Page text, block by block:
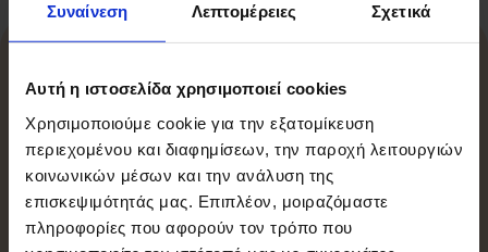
Συναίνεση Λεπτομέρειες Σχετικά
Αυτή η ιστοσελίδα χρησιμοποιεί cookies
Χρησιμοποιούμε cookie για την εξατομίκευση
περιεχομένου και διαφημίσεων, την παροχή λειτουργιών
κοινωνικών μέσων και την ανάλυση της
επισκεψιμότητάς μας. Επιπλέον, μοιραζόμαστε
πληροφορίες που αφορούν τον τρόπο που
Σχετικά Προϊόντα
-15%